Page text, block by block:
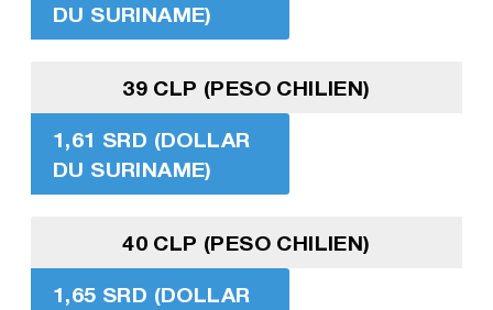
DU SURINAME)
39 CLP (PESO CHILIEN)
1,61 SRD (DOLLAR
DU SURINAME)
40 CLP (PESO CHILIEN)
1,65 SRD (DOLLAR